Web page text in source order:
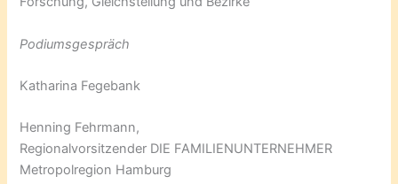
Podiumsgespräch
Katharina Fegebank
Henning Fehrmann,
Regionalvorsitzender DIE FAMILIENUNTERNEHMER
Metropolregion Hamburg